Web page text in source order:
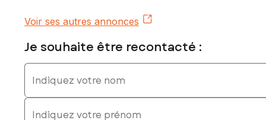
www.georisques.gouv.fr
Prix de vente honoraires d'agence inclus : 304 500 €
Honoraires charge acquéreur : 15 225 € soit 5,26 % TTC de
la valeur du bien hors honoraires
Contactez votre conseiller SAFTI : Priscilla PIETROTTI, Tél. :
0601033690, E-mail : priscilla.pietrotti@safti.fr - EI - Agent
Voir ses autres annonces
Je souhaite être recontacté :
Indiquez votre nom
Indiquez votre prénom